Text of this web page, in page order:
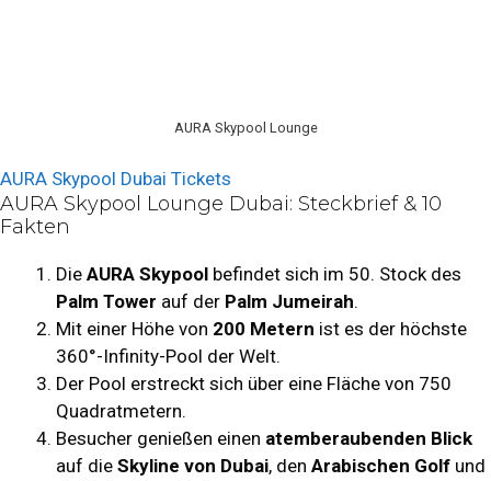
AURA Skypool Lounge
AURA Skypool Dubai Tickets
AURA Skypool Lounge Dubai: Steckbrief & 10
Fakten
Die AURA Skypool befindet sich im 50. Stock des
Palm Tower auf der Palm Jumeirah.
Mit einer Höhe von 200 Metern ist es der höchste
360°-Infinity-Pool der Welt.
Der Pool erstreckt sich über eine Fläche von 750
Quadratmetern.
Besucher genießen einen atemberaubenden Blick
auf die Skyline von Dubai, den Arabischen Golf und